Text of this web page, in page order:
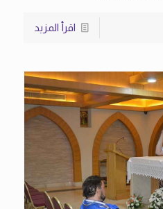
اقرأ المزيد